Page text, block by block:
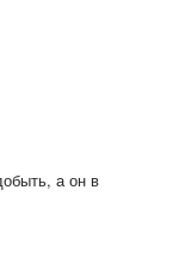
а он в